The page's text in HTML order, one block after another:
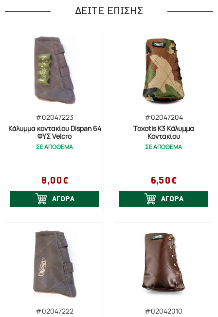
ΔΕΙΤΕ ΕΠΙΣΗΣ
#02047223
Κάλυμμα κοντακίου Dispan 64
ΦΥΣ Velcro
ΣΕ ΑΠΟΘΕΜΑ
8,00€
ΑΓΟΡΑ
#02047204
Toxotis K3 Κάλυμμα
Κοντακίου
ΣΕ ΑΠΟΘΕΜΑ
6,50€
ΑΓΟΡΑ
#02047222
#02042010